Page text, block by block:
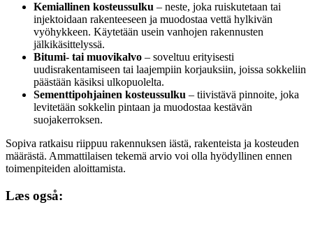
Kemiallinen kosteussulku – neste, joka ruiskutetaan tai
injektoidaan rakenteeseen ja muodostaa vettä hylkivän
vyöhykkeen. Käytetään usein vanhojen rakennusten
jälkikäsittelyssä.
Bitumi- tai muovikalvo – soveltuu erityisesti
uudisrakentamiseen tai laajempiin korjauksiin, joissa sokkeliin
päästään käsiksi ulkopuolelta.
Sementtipohjainen kosteussulku – tiivistävä pinnoite, joka
levitetään sokkelin pintaan ja muodostaa kestävän
suojakerroksen.
Sopiva ratkaisu riippuu rakennuksen iästä, rakenteista ja kosteuden
määrästä. Ammattilaisen tekemä arvio voi olla hyödyllinen ennen
toimenpiteiden aloittamista.
Læs også: